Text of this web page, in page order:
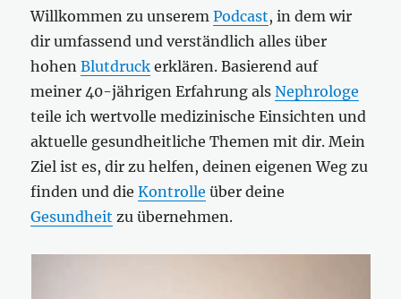
Willkommen zu unseremPodcast, in dem wir
dir umfassend und verständlich alles über
hohenBlutdruck erklären. Basierend auf
meiner 40-jährigen Erfahrung alsNephrologe
teile ich wertvolle medizinische Einsichten und
aktuelle gesundheitliche Themen mit dir. Mein
Ziel ist es, dir zu helfen, deinen eigenen Weg zu
finden und dieKontrolle über deine
Gesundheit zu übernehmen.